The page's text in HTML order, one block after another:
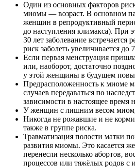
Один из основных факторов
миомы — возраст. В основном
женщин в репродуктивный
до наступления климакса). При
30 лет заболевание встречается
риск заболеть увеличивается до
Если первая менструация
или, наоборот, достаточно
у этой женщины в будущем
Предрасположенность к миоме
случаев передаваться по
зависимости в настоящее время
У женщин с лишним весом
Никогда не рожавшие и не
также в группе риска.
Травматизация полости матки
развития миомы. Это касается
перенесли несколько абортов,
процессов или тяжёлых родов с